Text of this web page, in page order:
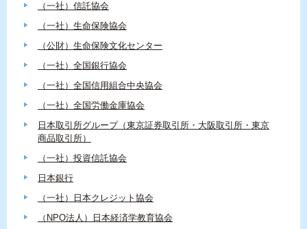
（一社）信託協会
（一社）生命保険協会
（公財）生命保険文化センター
（一社）全国銀行協会
（一社）全国信用組合中央協会
（一社）全国労働金庫協会
日本取引所グループ（東京証券取引所・大阪取引所・東京
商品取引所）
（一社）投資信託協会
日本銀行
（一社）日本クレジット協会
（NPO法人）日本経済学教育協会